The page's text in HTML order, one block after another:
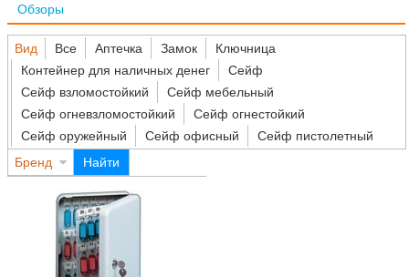
Обзоры
Вид Все Аптечка Замок
Ключница
Контейнер для наличных денег
Сейф
Сейф взломостойкий
Сейф мебельный
Сейф огневзломостойкий
Сейф огнестойкий
Сейф оружейный
Сейф офисный
Сейф пистолетный
Бренд
Найти